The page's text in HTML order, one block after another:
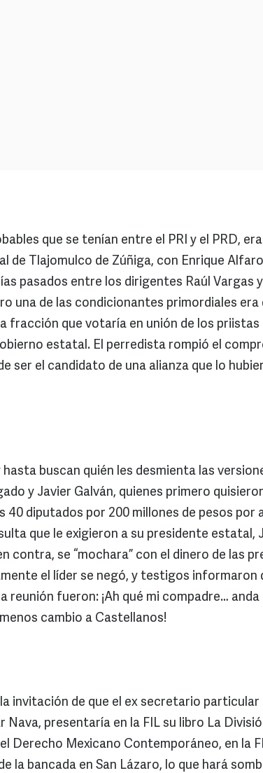
que se tenían entre el PRI y el PRD,
de Tlajomulco de Zúñiga, con Enrique
pasados entre los dirigentes Raúl Vargas
una de las condicionantes primordiales era
fracción que votaría en unión de los priistas
estatal. El perredista rompió el
ser el candidato de una alianza que lo
buscan quién les desmienta las
y Javier Galván, quienes primero
40 diputados por 200 millones de pesos por
que le exigieron a su presidente estatal,
contra, se “mochara” con el dinero de las
el líder se negó, y testigos informaron
reunión fueron: ¡Ah qué mi compadre…
cambio a Castellanos!
invitación de que el ex secretario particular
Nava, presentaría en la FIL su libro La
Derecho Mexicano Contemporáneo, en la
la bancada en San Lázaro, lo que hará